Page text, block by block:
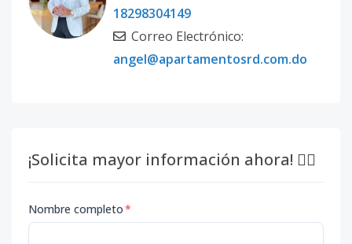
18298304149
Correo Electrónico:
angel@apartamentosrd.com.do
¡Solicita mayor información ahora! 👇🏽
Nombre completo*